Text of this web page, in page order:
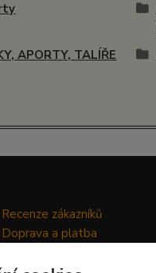
APORTY, TALÍŘE
Recenze zákazníků
Doprava a platba